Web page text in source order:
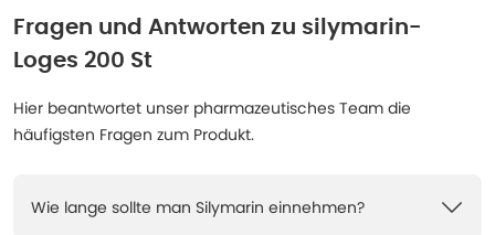
Fragen und Antworten zu silymarin-
Loges 200 St
Hier beantwortet unser pharmazeutisches Team die
häufigsten Fragen zum Produkt.
Wie lange sollte man Silymarin einnehmen?